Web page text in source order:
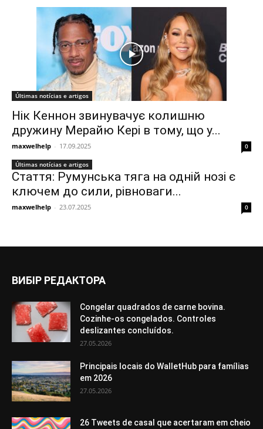
Últimas notícias e artigos
Нік Кеннон звинувачує колишню
дружину Мерайю Кері в тому, що у...
maxwelhelp - 17.09.2025 0
Últimas notícias e artigos
Стаття: Румунська тяга на одній нозі є
ключем до сили, рівноваги...
maxwelhelp - 23.07.2025 0
ВИБІР РЕДАКТОРА
Congelar quadrados de carne bovina.
Cozinhe-os congelados. Controles
deslizantes concluídos.
27.05.2026
Principais locais do WalletHub para famílias
em 2026
27.05.2026
26 Tweets de casal que acertaram em cheio